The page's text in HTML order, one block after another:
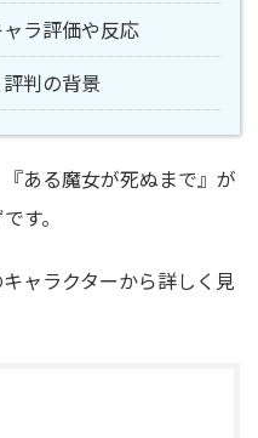
ラ評価や反応
判の背景
ある魔女が死ぬまで』が
す。
ャラクターから詳しく見